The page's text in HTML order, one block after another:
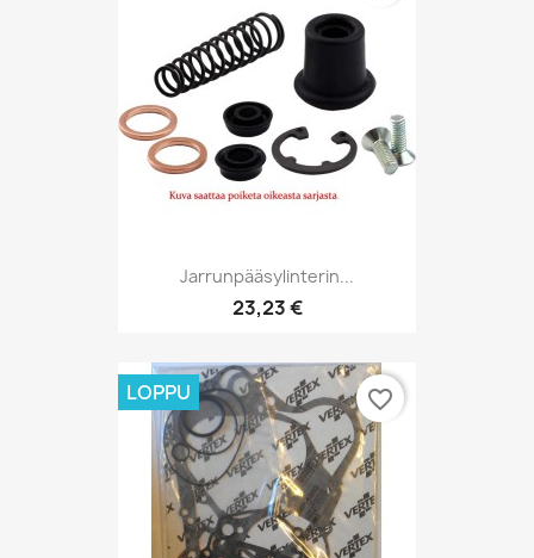
Jarrunpääsylinterin...
23,23 €
LOPPU favorite_border